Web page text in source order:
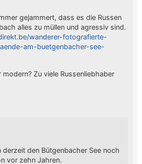
gejammert, dass es die Russen
alles zu müllen und agressiv sind.
wanderer-fotografierte-
am-buetgenbacher-see-
Zu viele Russenliebhaber
derzeit den Bütgenbacher See noch
vor zehn Jahren.